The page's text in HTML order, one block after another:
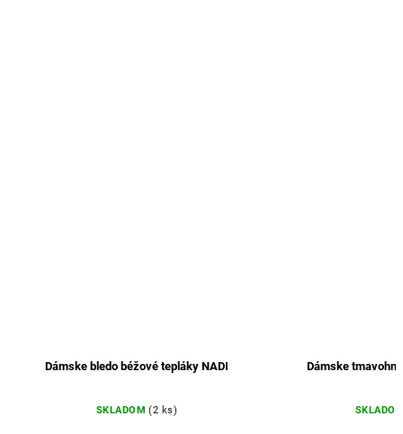
Dámske bledo béžové tepláky NADI
SKLADOM (2 ks)
Dámske tmavohnedé
SKLADOM (1